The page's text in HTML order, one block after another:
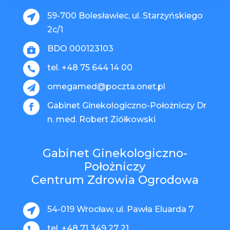

59-700 Bolesławiec, ul. Starzyńskiego
2c/1
 BDO 000123103
 tel. +48 75 644 14 00
 omegamed@poczta.onet.pl

Gabinet Ginekologiczno-Położniczy Dr
n. med. Robert Ziółkowski
Gabinet Ginekologiczno-
Położniczy
Centrum Zdrowia Ogrodowa
 54-019 Wrocław, ul. Pawła Eluarda 7